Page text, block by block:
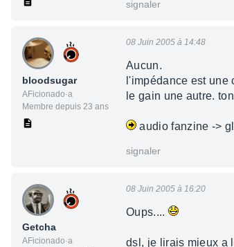
signaler
bloodsugar
AFicionado·a
Membre depuis 23 ans
08 Juin 2005 à 14:48
Aucun.
l'impédance est une
le gain une autre.
audio fanzine ->
signaler
Getcha
AFicionado·a
08 Juin 2005 à 16:20
Oups....
dsl, je lirais mieux a